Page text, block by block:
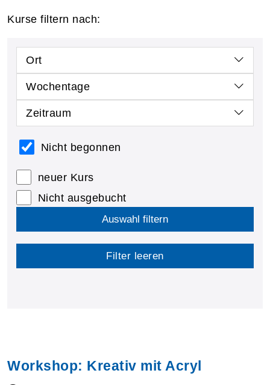
Kurse filtern nach:
Ort
Wochentage
Zeitraum
Nicht begonnen
neuer Kurs
Nicht ausgebucht
Auswahl filtern
Filter leeren
Workshop: Kreativ mit Acryl